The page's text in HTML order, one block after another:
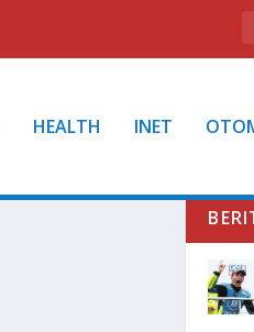
HEALTH INET